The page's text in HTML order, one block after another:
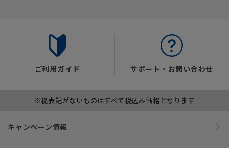
ご利用ガイド サポート・お問い合わせ
※税表記がないものはすべて税込み価格となります
キャンペーン情報